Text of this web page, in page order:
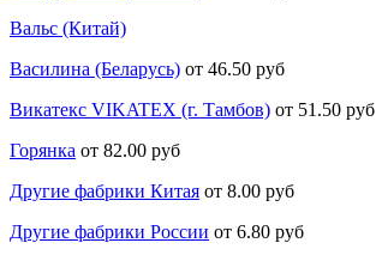
Вальс (Китай)
Василина (Беларусь) от 46.50 руб
Викатекс VIKATEX (г. Тамбов) от 51.50 руб
Горянка от 82.00 руб
Другие фабрики Китая от 8.00 руб
Другие фабрики России от 6.80 руб